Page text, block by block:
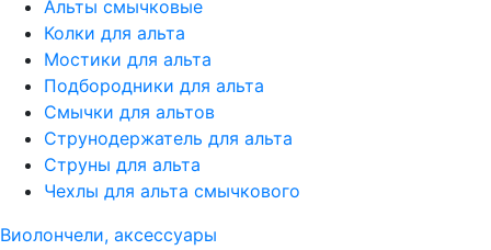
Альты смычковые
Колки для альта
Мостики для альта
Подбородники для альта
Смычки для альтов
Струнодержатель для альта
Струны для альта
Чехлы для альта смычкового
Виолончели, аксессуары